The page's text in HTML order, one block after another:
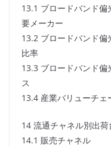
13.1 ブロードバンド
要メーカー
13.2 ブロードバンド偏
比率
13.3 ブロードバンド
ス
13.4 産業バリューチェ
14 流通チャネル別出荷
14.1 販売チャネル